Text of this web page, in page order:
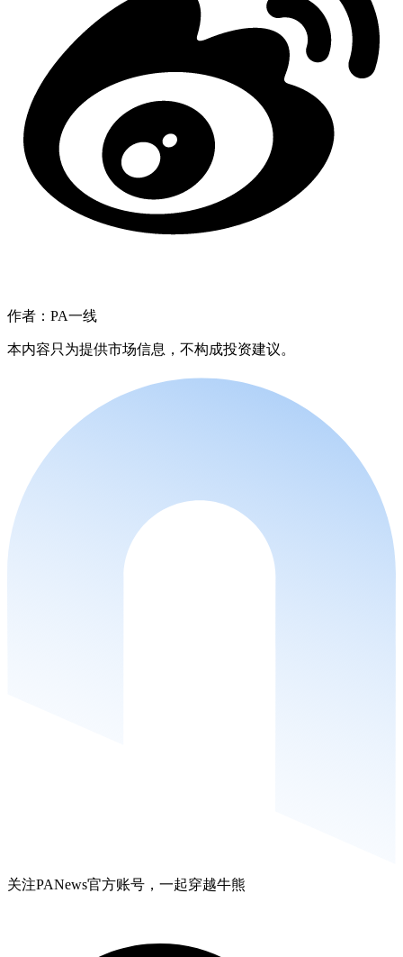
作者：PA一线
本内容只为提供市场信息，不构成投资建议。
关注PANews官方账号，一起穿越牛熊